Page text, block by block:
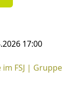
17:00
FSJ | Gruppe